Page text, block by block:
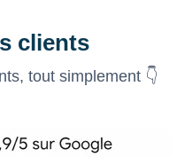
clients
tout simplement 👇